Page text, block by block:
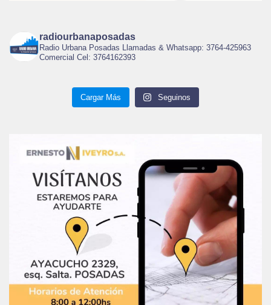
radiourbanaposadas
Radio Urbana Posadas Llamadas & Whatsapp: 3764-425963
Comercial Cel: 3764162393
Cargar Más Seguinos